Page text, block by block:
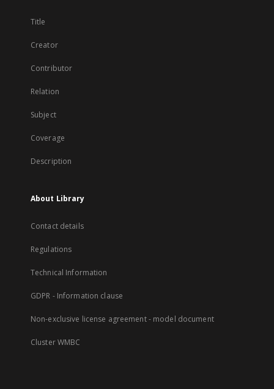
Title
Creator
Contributor
Relation
Subject
Coverage
Description
About Library
Contact details
Regulations
Technical Information
GDPR - Information clause
Non-exclusive license agreement - model document
Cluster WMBC